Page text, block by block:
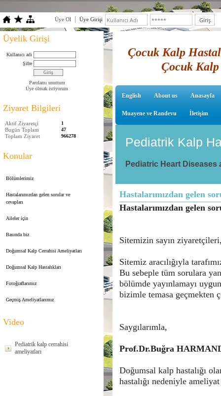
Üye Ol Üye Girişi
Üyelik Girişi
Kullanıcı adı
Şifre
Parolamı unuttum
Üye olmak istiyorum
Ziyaret Bilgileri
Aktif Ziyaretçi 1
Bugün Toplam 47
Toplam Ziyaret 966278
Konular
Bölümlerimiz
Hastalarımızdan gelen sorular ve
cevapları
Aileler için
Basında biz
Doğumsal Kalp Cerrahisi Ameliyatları
Doğumsal Kalp Hastalıkları
Fotoğraflarımız
Geçmiş Ameliyatlarımız
Video
Pediatrik kalp cerrahisi
ameliyatları
Çocuk Kalp
Çocuk
English About us Anasayfa
Muayene ve Randevu İletişim
Pediatrik Kalp
Pediatric Heart
Hastalarımızdan gelen
Hastalarımızdan gelen
Sitemizin sayın
Sitemiz aracılığıyla
Bu sebeple tüm sorulara
bölümde yayınlamayı
bizimle temasa geçmekten
Saygılarımla,
Prof.Dr.Buğra
Doğumsal kalp hastalığı
hastalığı nedeniyle